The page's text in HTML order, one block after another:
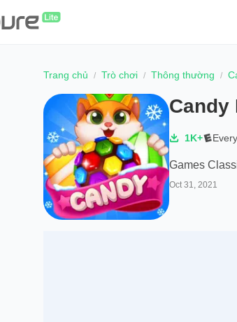
Trang chủ Trò chơi Thông thường
Candy
1K+
Games
Oct 31, 2021